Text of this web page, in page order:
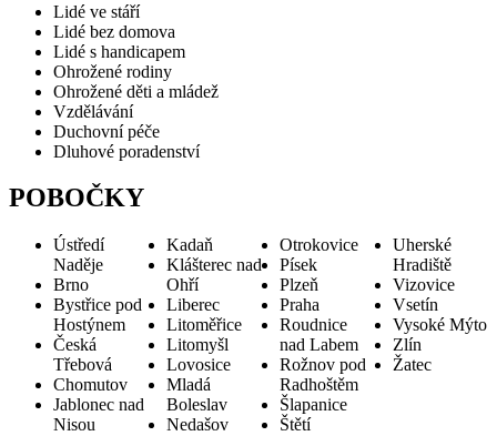
Lidé ve stáří
Lidé bez domova
Lidé s handicapem
Ohrožené rodiny
Ohrožené děti a mládež
Vzdělávání
Duchovní péče
Dluhové poradenství
POBOČKY
Ústředí
Naděje
Brno
Bystřice pod
Hostýnem
Česká
Třebová
Chomutov
Jablonec nad
Nisou
Kadaň
Klášterec nad
Ohří
Liberec
Litoměřice
Litomyšl
Lovosice
Mladá
Boleslav
Nedašov
Otrokovice
Písek
Plzeň
Praha
Roudnice
nad Labem
Rožnov pod
Radhoštěm
Šlapanice
Štětí
Uherské
Hradiště
Vizovice
Vsetín
Vysoké Mýto
Zlín
Žatec